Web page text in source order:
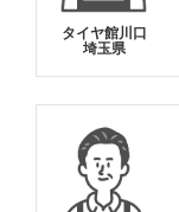
タイヤ館川口
埼玉県